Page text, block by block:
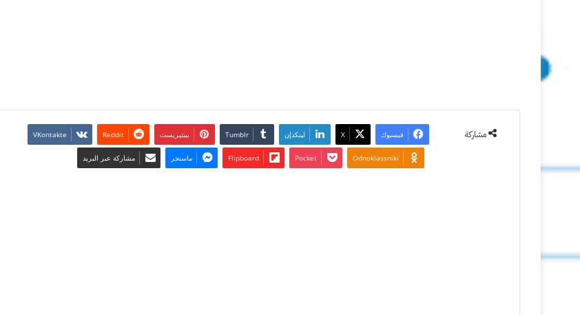
مشاركة فيسبوك ‫X لينكدإن ‏Tumblr بينتيريست ‏Reddit
Odnoklassniki
‫Pocket
Flipboard ماسنجر مشاركة عبر البريد